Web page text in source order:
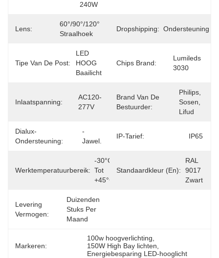
240W
Lens:
60°/90°/120°
Straalhoek
Dropshipping: Ondersteuning
Tipe Van De Post:
LED
HOOG
Baailicht
Chips Brand:
Lumileds
3030
Inlaatspanning:
AC120-
277V
Brand Van De
Bestuurder:
Philips,
Sosen,
Lifud
Dialux-
Ondersteuning:
-
Jawel.
IP-Tarief: IP65
Werktemperatuurbereik:
-30°C
Tot
+45°C
Standaardkleur (en):
RAL
9017
Zwart
Levering
Vermogen:
Duizenden
Stuks Per
Maand
Markeren:
100w hoogverlichting
150W High Bay lichten
Energiebesparing LED-hooglicht